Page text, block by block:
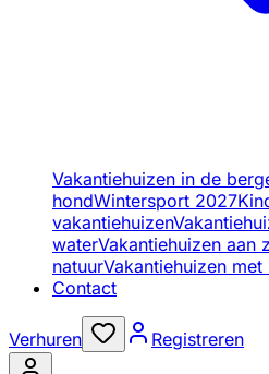
Vakantiehuizen in de
hondWintersport 2027
vakantiehuizen
waterVakantiehuizen aan
natuurVakantiehuizen
Contact
Verhuren Registreren